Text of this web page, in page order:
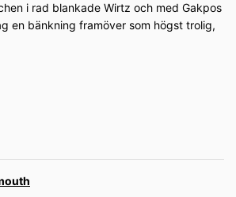
i rad blankade Wirtz och med Gakpos
en bänkning framöver som högst trolig,